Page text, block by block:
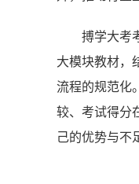
搏学大考
大模块教材，
流程的规范化
较、考试得分
己的优势与不